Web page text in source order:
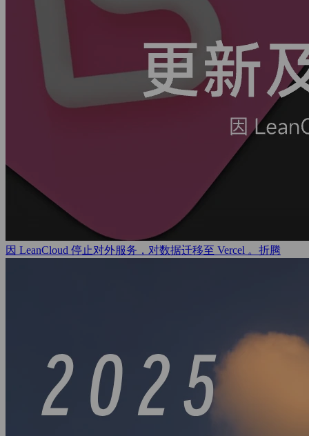
因 LeanCloud 停止对外服务，对数据迁移至 Vercel 。 折腾